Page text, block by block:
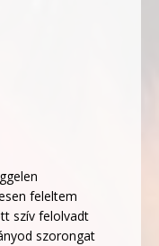
feleltem
szív felolvadt
szorongat